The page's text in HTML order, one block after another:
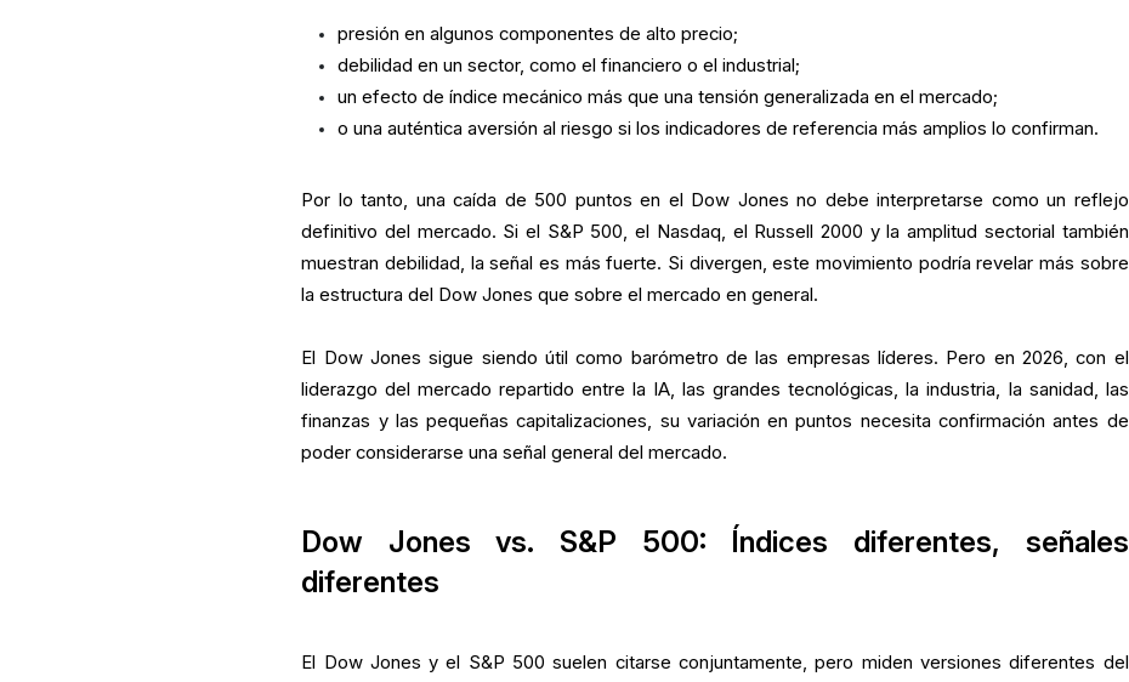
presión en algunos componentes de alto precio;
debilidad en un sector, como el financiero o el industrial;
un efecto de índice mecánico más que una tensión generalizada en el mercado;
o una auténtica aversión al riesgo si los indicadores de referencia más amplios lo confirman.
Por lo tanto, una caída de 500 puntos en el Dow Jones no debe interpretarse como un reflejo
definitivo del mercado. Si el S&P 500, el Nasdaq, el Russell 2000 y la amplitud sectorial también
muestran debilidad, la señal es más fuerte. Si divergen, este movimiento podría revelar más sobre
la estructura del Dow Jones que sobre el mercado en general.
El Dow Jones sigue siendo útil como barómetro de las empresas líderes. Pero en 2026, con el
liderazgo del mercado repartido entre la IA, las grandes tecnológicas, la industria, la sanidad, las
finanzas y las pequeñas capitalizaciones, su variación en puntos necesita confirmación antes de
poder considerarse una señal general del mercado.
Dow Jones vs. S&P 500: Índices diferentes, señales
diferentes
El Dow Jones y el S&P 500 suelen citarse conjuntamente, pero miden versiones diferentes del